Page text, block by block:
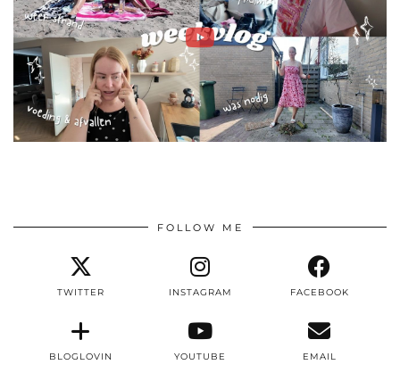
FOLLOW ME
TWITTER INSTAGRAM FACEBOOK
BLOGLOVIN YOUTUBE EMAIL